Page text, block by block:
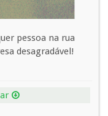
pessoa na rua
desagradável!